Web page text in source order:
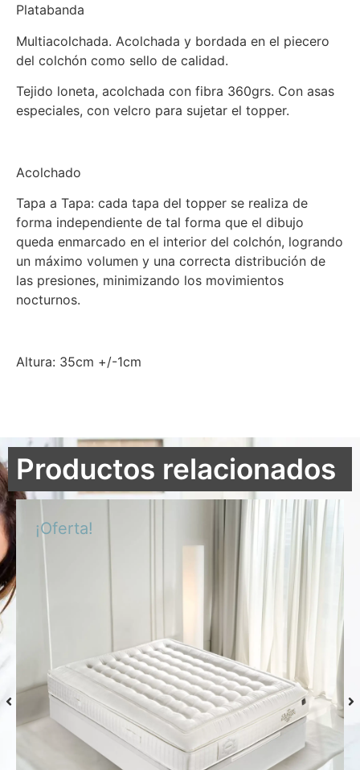
Platabanda
Multiacolchada. Acolchada y bordada en el piecero
del colchón como sello de calidad.
Tejido loneta, acolchada con fibra 360grs. Con asas
especiales, con velcro para sujetar el topper.
Acolchado
Tapa a Tapa: cada tapa del topper se realiza de
forma independiente de tal forma que el dibujo
queda enmarcado en el interior del colchón, logrando
un máximo volumen y una correcta distribución de
las presiones, minimizando los movimientos
nocturnos.
Altura: 35cm +/-1cm
Productos relacionados
¡Oferta!
Colchón S-Grafeno Hannes
Desde 769,00 €